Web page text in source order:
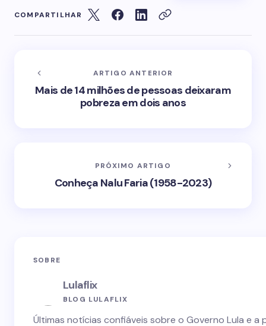
COMPARTILHAR
ARTIGO ANTERIOR
Mais de 14 milhões de pessoas deixaram
pobreza em dois anos
PRÓXIMO ARTIGO
Conheça Nalu Faria (1958-2023)
SOBRE
Lulaflix
BLOG LULAFLIX
Últimas notícias confiáveis sobre o Governo Lula e